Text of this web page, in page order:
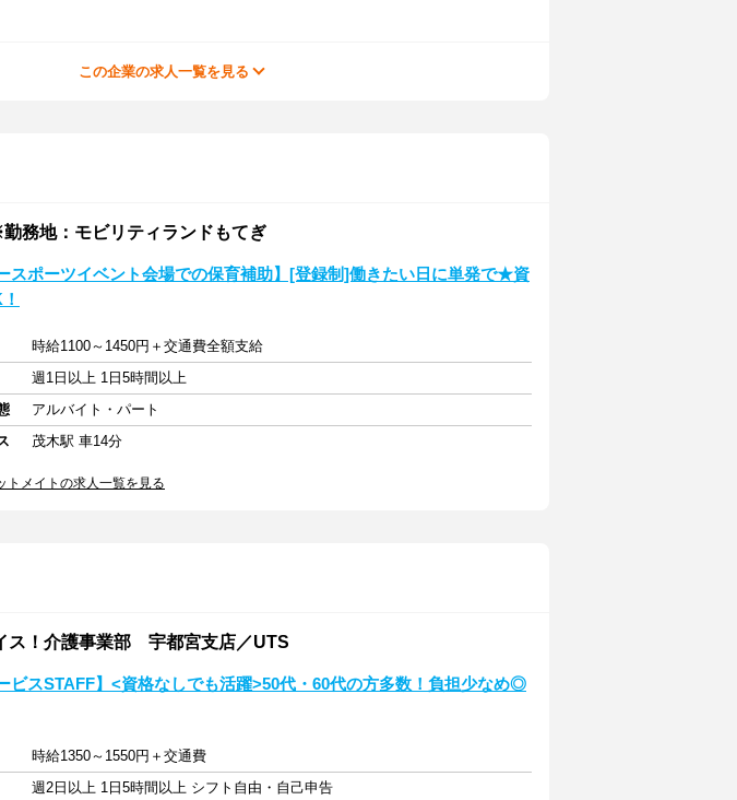
この企業の求人一覧を見る
務地：モビリティランドもてぎ
スポーツイベント会場での保育補助】[登録制]働きたい日に単発で★資
時給1100～1450円＋交通費全額支給
週1日以上 1日5時間以上
アルバイト・パート
茂木駅 車14分
トメイトの求人一覧を見る
ス！介護事業部 宇都宮支店／UTS
ビスSTAFF】<資格なしでも活躍>50代・60代の方多数！負担少なめ◎
時給1350～1550円＋交通費
週2日以上 1日5時間以上 シフト自由・自己申告